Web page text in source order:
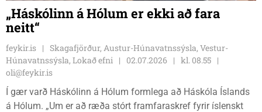
„Háskólinn á Hólum er ekki að fara
neitt“
feykir.is
Skagafjörður, Austur-Húnavatnssýsla, Vestur-
Húnavatnssýsla, Lokað efni
02.07.2026
kl. 08.55
oli@feykir.is
Í gær varð Háskólinn á Hólum formlega að Háskóla Íslands
á Hólum. „Um er að ræða stórt framfaraskref fyrir íslenskt